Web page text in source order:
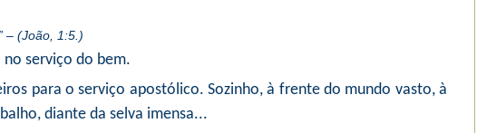
1:5.)
serviço do bem.
para o serviço apostólico. Sozinho, à frente do mundo vasto, à
diante da selva imensa...